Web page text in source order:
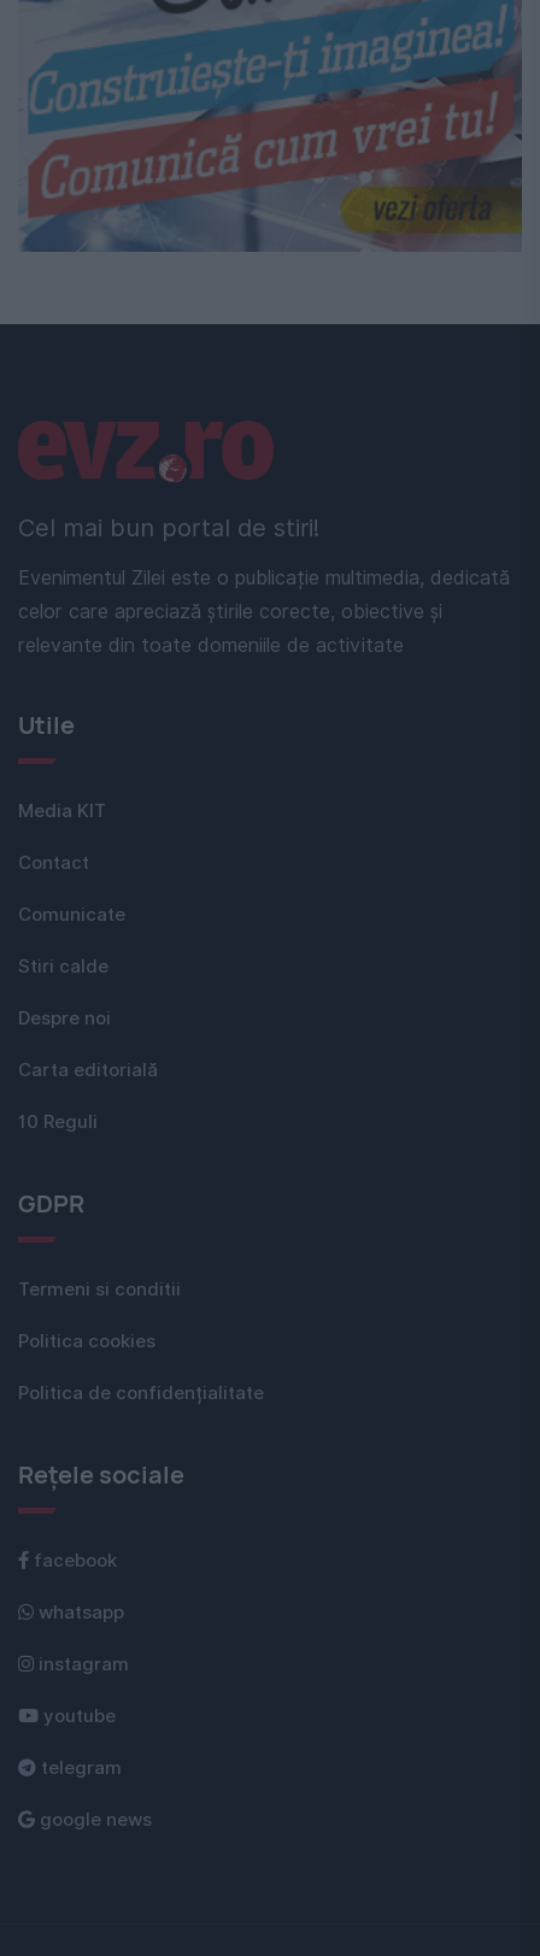
Cel mai bun portal de stiri!
Evenimentul Zilei este o publicație multimedia, dedicată
celor care apreciază știrile corecte, obiective și
relevante din toate domeniile de activitate
Linkuri utile
Utile
Media KIT
Contact
Comunicate
Stiri calde
Despre noi
Carta editorială
10 Reguli
GDPR
Termeni si conditii
Politica cookies
Politica de confidențialitate
Rețele sociale
facebook
whatsapp
instagram
youtube
telegram
google news